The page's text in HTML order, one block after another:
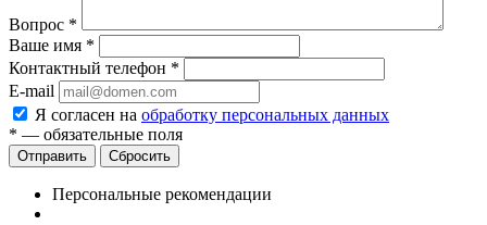
Вопрос *
Ваше имя *
Контактный телефон *
E-mail
Я согласен на обработку персональных данных
* — обязательные поля
Сбросить
Персональные рекомендации